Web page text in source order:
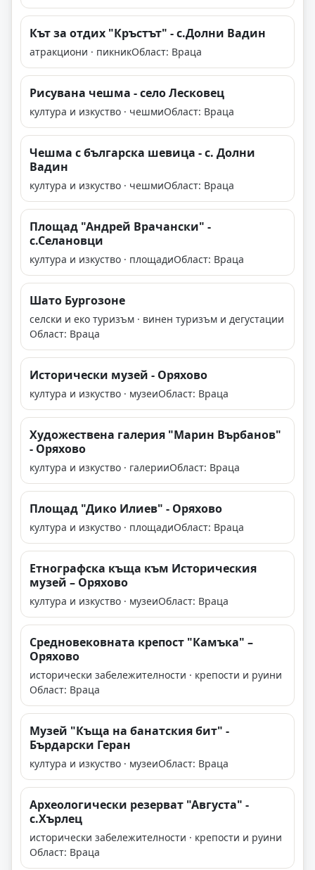
Кът за отдих "Кръстът" - с.Долни Вадин
атракциони · пикникОбласт: Враца
Рисувана чешма - село Лесковец
култура и изкуство · чешмиОбласт: Враца
Чешма с българска шевица - с. Долни
Вадин
култура и изкуство · чешмиОбласт: Враца
Площад "Андрей Врачански" -
с.Селановци
култура и изкуство · площадиОбласт: Враца
Шато Бургозоне
селски и еко туризъм · винен туризъм и дегустации
Област: Враца
Исторически музей - Оряхово
култура и изкуство · музеиОбласт: Враца
Художествена галерия "Марин Върбанов"
- Оряхово
култура и изкуство · галерииОбласт: Враца
Площад "Дико Илиев" - Оряхово
култура и изкуство · площадиОбласт: Враца
Етнографска къща към Историческия
музей – Оряхово
култура и изкуство · музеиОбласт: Враца
Средновековната крепост "Камъка" –
Оряхово
исторически забележителности · крепости и руини
Област: Враца
Музей "Къща на банатския бит" -
Бърдарски Геран
култура и изкуство · музеиОбласт: Враца
Археологически резерват "Августа" -
с.Хърлец
исторически забележителности · крепости и руини
Област: Враца